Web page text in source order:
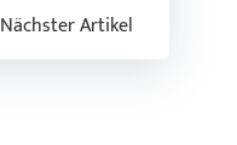
Nächster Artikel